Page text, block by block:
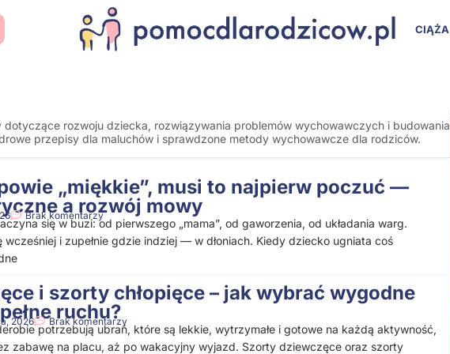
CIĄŻA
rozwoju dziecka, rozwiązywania problemów wychowawczych i budowania
przepisy dla maluchów i sprawdzone metody wychowawcze dla rodziców.
„miękkie”, musi to najpierw poczuć —
a rozwój mowy
Brak komentarzy
się w buzi: od pierwszego „mama”, od gaworzenia, od układania warg.
wcześniej i zupełnie gdzie indziej — w dłoniach. Kiedy dziecko ugniata coś
i szorty chłopięce – jak wybrać wygodne
ruchu?
2026 Brak komentarzy
potrzebują ubrań, które są lekkie, wytrzymałe i gotowe na każdą aktywność,
zabawę na placu, aż po wakacyjny wyjazd. Szorty dziewczęce oraz szorty